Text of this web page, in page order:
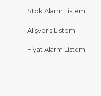
Stok Alarm Listem
Alışveriş Listem
Fiyat Alarm Listem